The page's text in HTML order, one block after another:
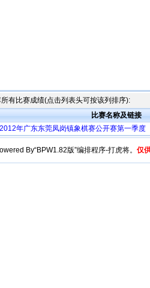
有比赛成绩(点击列表头可按该列排序):
比赛名称及链接
2012年广东东莞凤岗镇象棋赛公开赛第一季度
By“BPW1.82版”编排程序-打虎将。 仅